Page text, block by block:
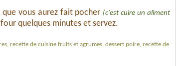
vous aurez fait pocher (c'est cuire un aliment
four quelques minutes et servez.
recette de cuisine fruits et agrumes, dessert poire, recette de